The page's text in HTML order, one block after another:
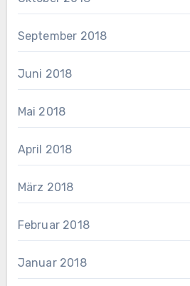
September 2018
Juni 2018
Mai 2018
April 2018
März 2018
Februar 2018
Januar 2018